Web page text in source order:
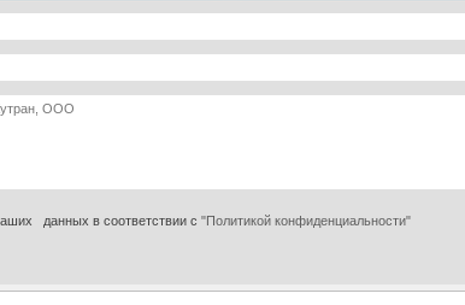
данных в соответствии с "Политикой конфиденциальности"